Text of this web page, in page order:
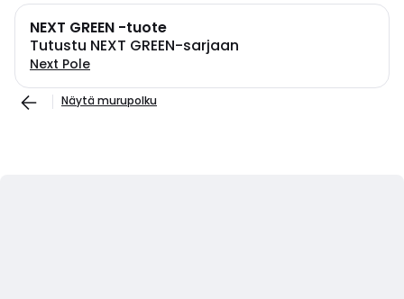
NEXT GREEN -tuote
Tutustu NEXT GREEN-sarjaan
Next Pole
Näytä murupolku